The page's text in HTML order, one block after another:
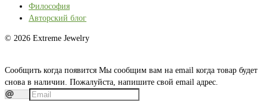
Философия
Авторский блог
© 2026 Extreme Jewelry
Сообщить когда появится Мы сообщим вам на email когда товар будет
снова в наличии. Пожалуйста, напишите свой email адрес.